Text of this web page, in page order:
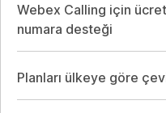
Webex Calling için
numara desteği
Planları ülkeye göre